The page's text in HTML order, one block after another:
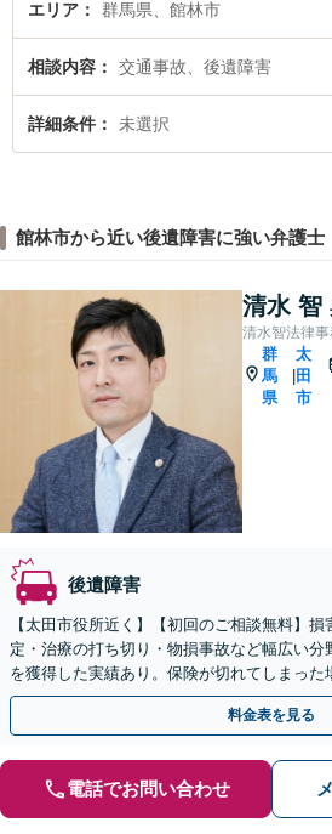
エリア 群馬県、館林市
相談内容 交通事故、後遺障害
詳細条件 未選択
館林市から近い後遺障害に強い弁護士
清水 智
清水智法律
群
馬
県
太
田
市
後遺障害
【太田市役所近く】【初回のご相談無料】
定・治療の打ち切り・物損事故など幅広い分
を獲得した実績あり。保険が切れてしまった
交渉ができます。【休日の対応可能】
料金表を見る
電話でお問い合わせ